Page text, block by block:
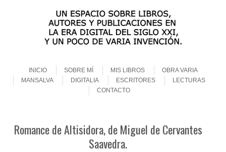
MenuINICIO
SOBRE MÍ MIS LIBROS
OBRA VARIA
MANSALVA
DIGITALIA ESCRITORES
LECTURAS
CONTACTO
Romance de Altisidora, de Miguel de Cervantes
Saavedra.